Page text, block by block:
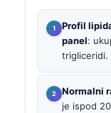
Profil
panel:
trigliceridi.
Normalni
je ispod